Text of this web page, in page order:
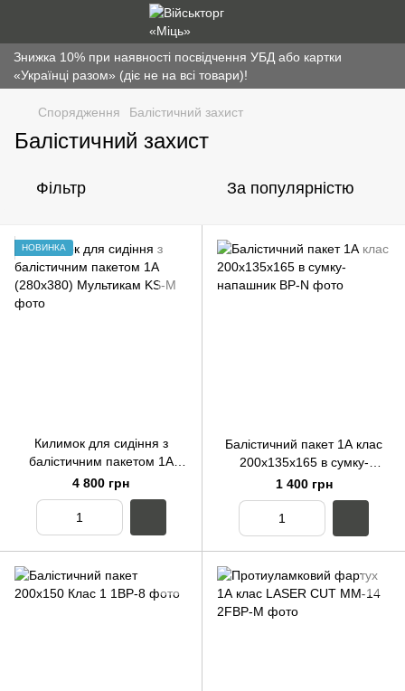
Знижка 10% при наявності посвідчення УБД або картки
«Українці разом» (діє не на всі товари)!
Спорядження Балістичний захист
Балістичний захист
Фільтр За популярністю
НОВИНКА
Килимок для сидіння з
балістичним пакетом 1А
(280х380) Мультикам
4 800 грн
Балістичний пакет 1А клас
200х135х165 в сумку-
напашник
1 400 грн